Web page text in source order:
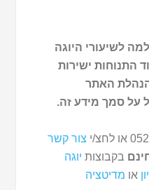
לשיעורי היוגה
התנוחות ישירות
האתר
על סמך מידע זה.
צור קשר
בקבוצות יוגה
או מדיטציה